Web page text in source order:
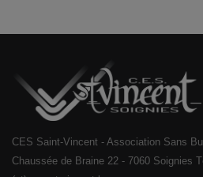
CES Saint-Vincent - Association Sans
Chaussée de Braine 22 - 7060 Soignies